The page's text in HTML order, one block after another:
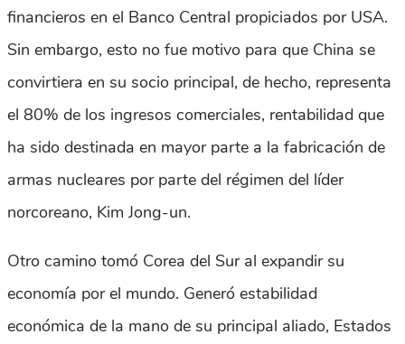
financieros en el Banco Central propiciados por USA.
Sin embargo, esto no fue motivo para que China se
convirtiera en su socio principal, de hecho, representa
el 80% de los ingresos comerciales, rentabilidad que
ha sido destinada en mayor parte a la fabricación de
armas nucleares por parte del régimen del líder
norcoreano, Kim Jong-un.
Otro camino tomó Corea del Sur al expandir su
economía por el mundo. Generó estabilidad
económica de la mano de su principal aliado, Estados